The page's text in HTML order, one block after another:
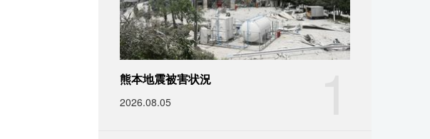
熊本地震被害状況
2026.08.05